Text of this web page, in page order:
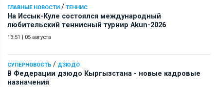
ГЛАВНЫЕ НОВОСТИ / ТЕННИС
На Иссык-Куле состоялся международный
любительский теннисный турнир Akun-2026
13:51 | 05 августа
СУПЕРНОВОСТЬ / ДЗЮДО
В Федерации дзюдо Кыргызстана - новые кадровые
назначения